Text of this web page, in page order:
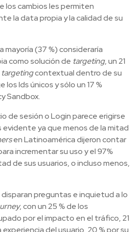
los cambios les permiten
la data propia y la calidad de su
mayoría (37 %) consideraría
como solución de targeting, un 21
targetingcontextual dentro de su
los Ids únicos y sólo un 17 %
Sandbox.
de sesión o Login parece erigirse
evidente ya que menos de la mitad
en Latinoamérica dijeron contar
incrementar su uso y el 97%
de sus usuarios, o incluso menos,
disparan preguntas e inquietud a lo
, con un 25 % de los
por el impacto en el tráfico, 21
del usuario, 20 % por su